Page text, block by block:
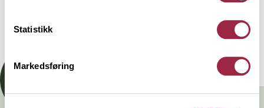
Statistikk
Markedsføring
Dokumentasjon